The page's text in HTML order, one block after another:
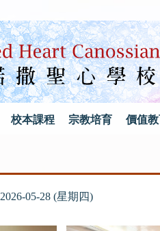
校本課程 宗教培育 價值
2026-05-28 (星期四)